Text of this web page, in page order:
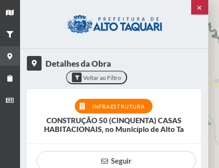
HABITACIONAIS, no Município de Alto Ta
Infraestrutura
EM ANDAMENTO
✕
Detalhes da Obra
Voltar ao Filtro
INFRAESTRUTURA
CONSTRUÇÃO 50 (CINQUENTA) CASAS
HABITACIONAIS, no Município de Alto Ta
Seguir